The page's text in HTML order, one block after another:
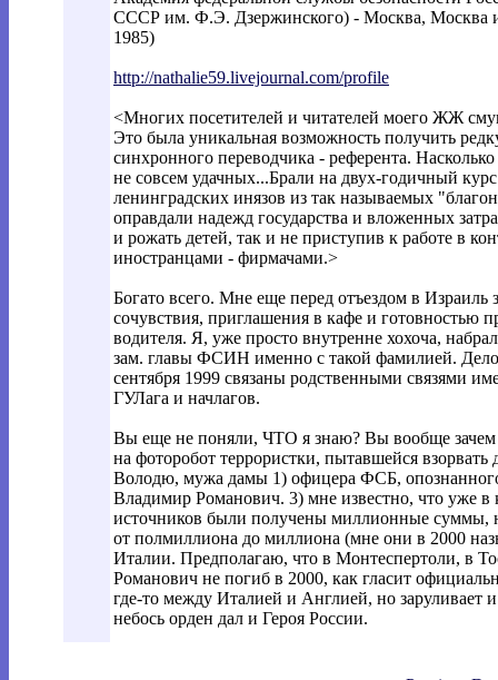
СССР им. Ф.Э. Дзержинского) - Mосква, Mосква и
1985)
http://nathalie59.livejournal.com/profile
<Многих посетителей и читателей моего ЖЖ
Это была уникальная возможность получить
синхронного переводчика - референта.
не совсем удачных...Брали на двух-годичный
ленинградских инязов из так называемых
оправдали надежд государства и вложенных
и рожать детей, так и не приступив к работе в
иностранцами - фирмачами.>
Богато всего. Мне еще перед отъездом в
сочувствия, приглашения в кафе и готовностью
водителя. Я, уже просто внутренне хохоча,
зам. главы ФСИН именно с такой фамилией.
сентября 1999 связаны родственными связями
ГУЛага и начлагов.
Вы еще не поняли, ЧТО я знаю? Вы вообще
на фоторобот террористки, пытавшейся
Володю, мужа дамы 1) офицера ФСБ,
Владимир Романович. 3) мне известно, что уже в
источников были получены миллионные суммы,
от полмиллиона до миллиона (мне они в 2000
Италии. Предполагаю, что в Монтеспертоли, в
Романович не погиб в 2000, как гласит
где-то между Италией и Англией, но заруливает
небось орден дал и Героя России.